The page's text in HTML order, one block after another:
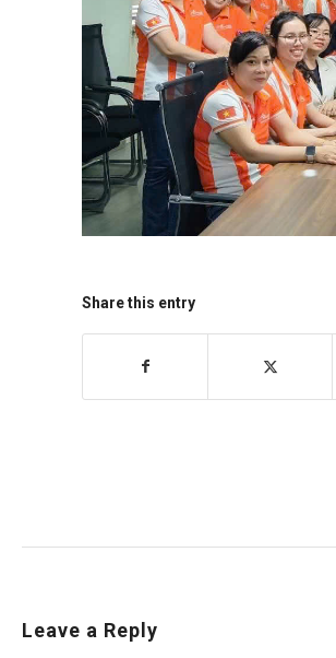
Share this entry
Leave a Reply